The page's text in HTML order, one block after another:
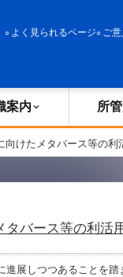
よく見られるページ ご
案内 所
向けたメタバース等の
タバース等の利活
展しつつあることを